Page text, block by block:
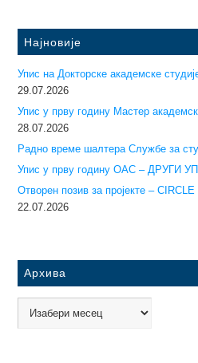
Најновије
Упис на Докторске академске
29.07.2026
Упис у прву годину Mастер
28.07.2026
Радно време шалтера Службе за
Упис у прву годину ОАС – ДРУГИ
Отворен позив за пројекте –
22.07.2026
Архива